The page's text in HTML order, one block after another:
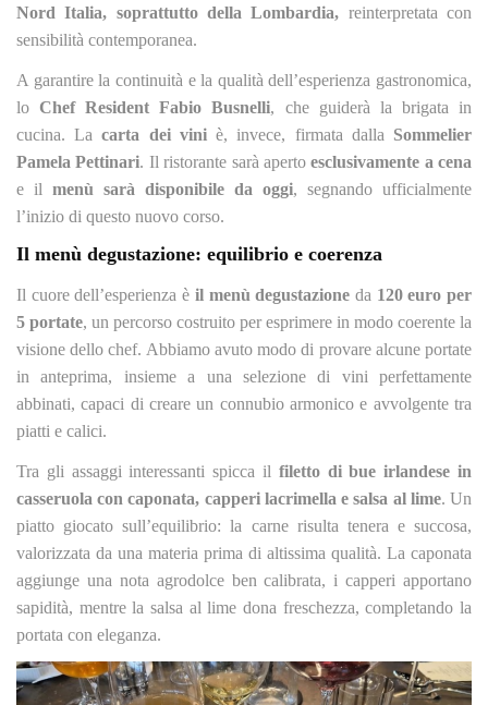
Nord Italia, soprattutto della Lombardia, reinterpretata con
sensibilità contemporanea.
A garantire la continuità e la qualità dell’esperienza gastronomica,
loChef Resident Fabio Busnelli, che guiderà la brigata in
cucina. La carta dei viniè, invece, firmata dalla Sommelier
Pamela Pettinari. Il ristorante sarà apertoesclusivamente a cena
e il menù sarà disponibile da oggi, segnando ufficialmente
l’inizio di questo nuovo corso.
Il menù degustazione: equilibrio e coerenza
Il cuore dell’esperienza è il menù degustazione da 120 euro per
5 portate, un percorso costruito per esprimere in modo coerente la
visione dello chef. Abbiamo avuto modo di provare alcune portate
in anteprima, insieme a una selezione di vini perfettamente
abbinati, capaci di creare un connubio armonico e avvolgente tra
piatti e calici.
Tra gli assaggi interessanti spicca il filetto di bue irlandese in
casseruola con caponata, capperi lacrimella e salsa al lime. Un
piatto giocato sull’equilibrio: la carne risulta tenera e succosa,
valorizzata da una materia prima di altissima qualità. La caponata
aggiunge una nota agrodolce ben calibrata, i capperi apportano
sapidità, mentre la salsa al lime dona freschezza, completando la
portata con eleganza.